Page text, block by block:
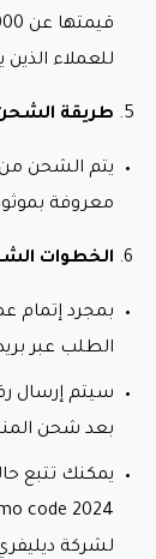
للعملاء
طريقة
يتم الشحن
معروفة
الخطوات
بمجرد إتمام
الطلب عبر
سيتم إرسال
بعد شحن
لشركة